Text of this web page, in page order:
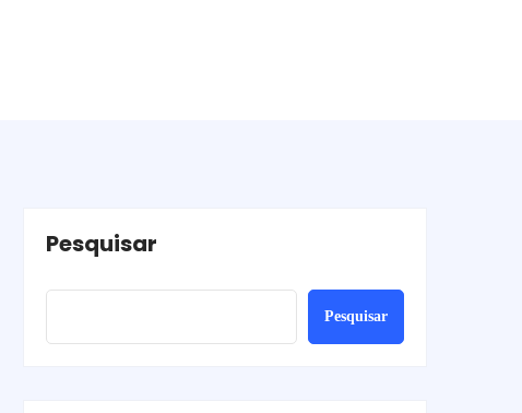
Pesquisar
Pesquisar